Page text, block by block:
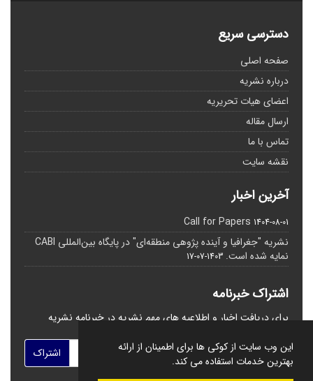
این وب سایت از کوکی ها برای اطمینان از ارائه
بهترین خدمات استفاده می کند.
دسترسی سریع
صفحه اصلی
درباره نشریه
اعضای هیات تحریریه
ارسال مقاله
تماس با ما
نقشه سایت
آخرین اخبار
Call for Papers 1404-08-01
نشریه "جغرافیا و آینده پژوهی منطقه‌ای" در پایگاه بین‌المللی CABI
نمایه شده است. 1403-07-17
اشتراک خبرنامه
برای دریافت اخبار و اطلاعیه های مهم نشریه در خبرنامه نشریه
اشتراک